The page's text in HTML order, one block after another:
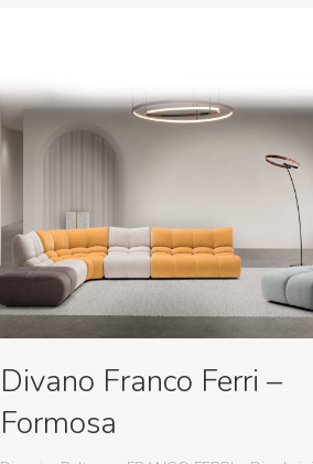
Divano Franco Ferri –
Formosa